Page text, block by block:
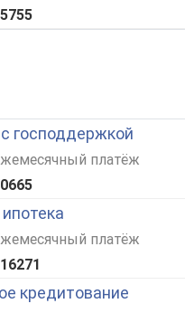
господдержкой
платёж
платёж
кредитование